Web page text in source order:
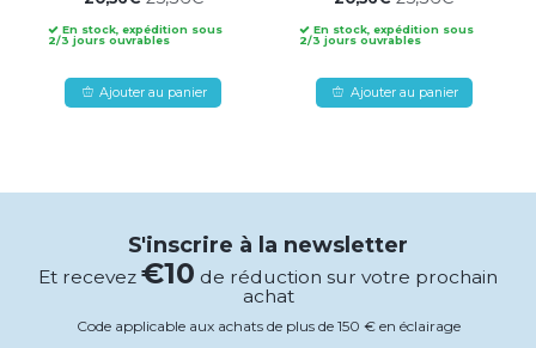
En stock, expédition sous
2/3 jours ouvrables
Ajouter au panier
En stock, expédition sous
2/3 jours ouvrables
Ajouter au panier
S'inscrire à la newsletter
Et recevez €10 de réduction sur votre prochain
achat
Code applicable aux achats de plus de 150 € en éclairage